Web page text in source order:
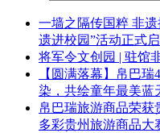
一墙之隔传国粹 非
遗进校园”活动正式
将军令文创园 | 驻馆
【圆满落幕】帛巴
染，共绘童年最美蓝
帛巴瑞旅游商品荣获
多彩贵州旅游商品大